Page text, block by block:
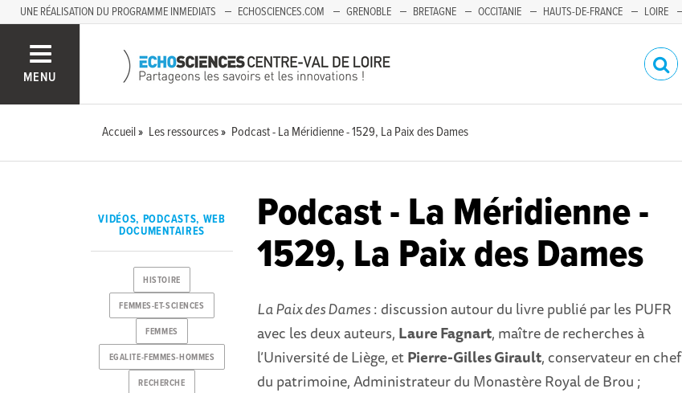
UNE RÉALISATION DU PROGRAMME INMEDIATS ECHOSCIENCES.COM GRENOBLE BRETAGNE OCCITANIE HAUTS-DE-FRANCE LOIRE
MENU
Accueil Les ressources Podcast - La Méridienne - 1529, La Paix des Dames
Podcast - La Méridienne -
1529, La Paix des Dames
La Paix des Dames: discussion autour du livre publié par les PUFR
avec les deux auteurs, Laure Fagnart, maître de recherches à
l’Université de Liège, etPierre-Gilles Girault, conservateur en chef
du patrimoine, Administrateur du Monastère Royal de Brou ;
VIDÉOS, PODCASTS, WEB
DOCUMENTAIRES
HISTOIRE
FEMMES-ET-SCIENCES
FEMMES
EGALITE-FEMMES-HOMMES
RECHERCHE